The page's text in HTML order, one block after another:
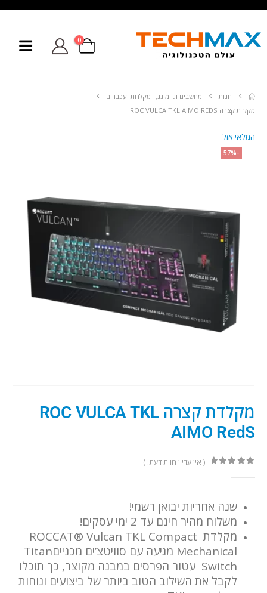
0
חנות מחשבים וגיימינג,
מקלדות ועכברים
מקלדת קצרה ROC VULCA TKL AIMO REDS
-57%
המלאי אזל
מקלדת קצרה ROC VULCA TKL
AIMO RedS
( אין עדיין חוות דעת. )
שנה אחריות יבואן רשמי!
משלוח מהיר חינם עד 2 ימי עסקים!
מקלדת ROCCAT® Vulcan TKL Compact
Mechanical מגיעה עם סוויטצ’ים מכנייםTitan
Switch עטור הפרסים במבנה מקוצר, כך תוכלו
לקבל את השילוב הטוב ביותר של ביצועים ונוחות